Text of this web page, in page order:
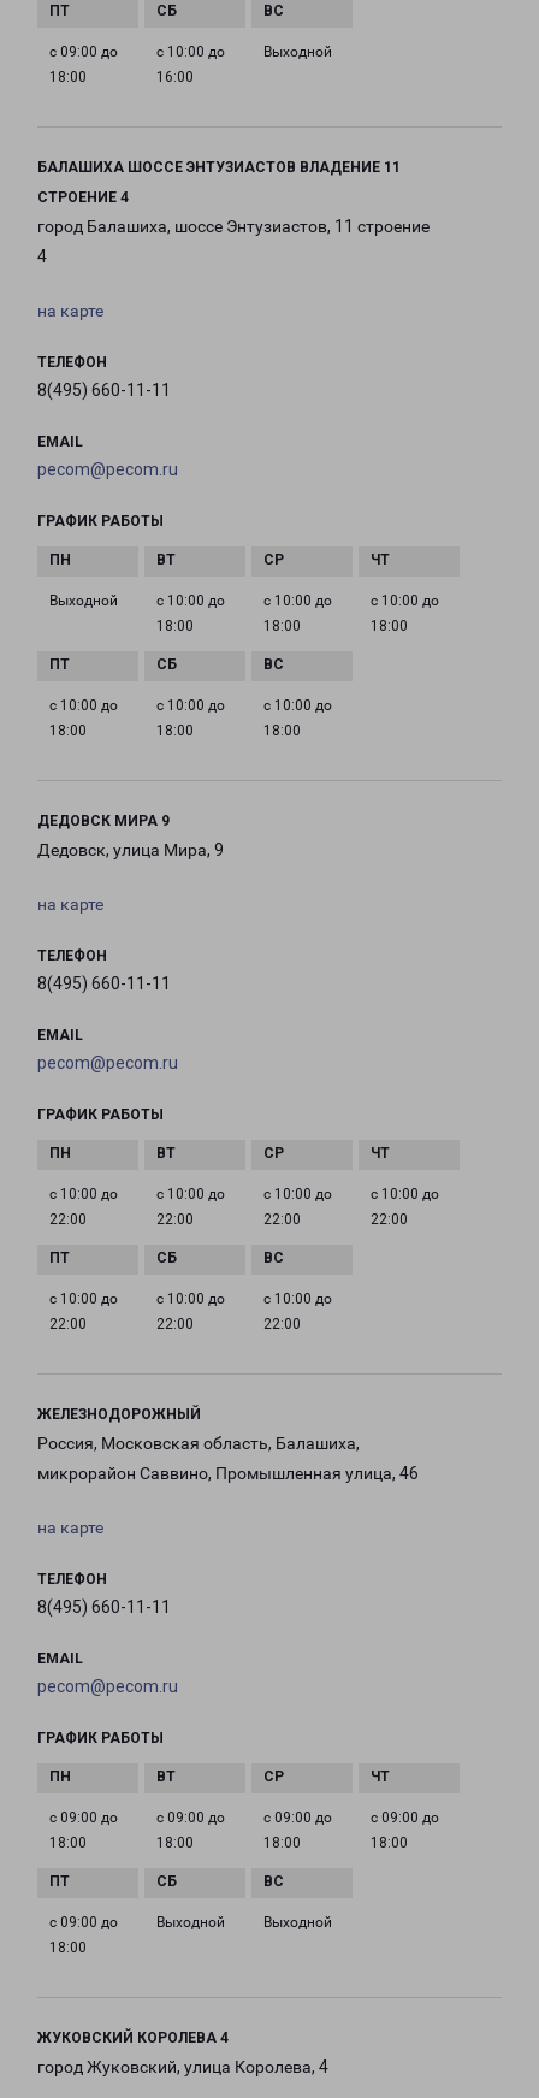
с 09:00 до
18:00
с 10:00 до
16:00
Выходной
БАЛАШИХА ШОССЕ ЭНТУЗИАСТОВ ВЛАДЕНИЕ 11
СТРОЕНИЕ 4
город Балашиха, шоссе Энтузиастов, 11 строение
4
на карте
ТЕЛЕФОН
8(495) 660-11-11
EMAIL
pecom@pecom.ru
ГРАФИК РАБОТЫ
Выходной
с 10:00 до
18:00
с 10:00 до
18:00
с 10:00 до
18:00
с 10:00 до
18:00
с 10:00 до
18:00
с 10:00 до
18:00
ДЕДОВСК МИРА 9
Дедовск, улица Мира, 9
на карте
ТЕЛЕФОН
8(495) 660-11-11
EMAIL
pecom@pecom.ru
ГРАФИК РАБОТЫ
с 10:00 до
22:00
с 10:00 до
22:00
с 10:00 до
22:00
с 10:00 до
22:00
с 10:00 до
22:00
с 10:00 до
22:00
с 10:00 до
22:00
ЖЕЛЕЗНОДОРОЖНЫЙ
Россия, Московская область, Балашиха,
микрорайон Саввино, Промышленная улица, 46
на карте
ТЕЛЕФОН
8(495) 660-11-11
EMAIL
pecom@pecom.ru
ГРАФИК РАБОТЫ
с 09:00 до
18:00
с 09:00 до
18:00
с 09:00 до
18:00
с 09:00 до
18:00
с 09:00 до
18:00
Выходной Выходной
ЖУКОВСКИЙ КОРОЛЕВА 4
город Жуковский, улица Королева, 4